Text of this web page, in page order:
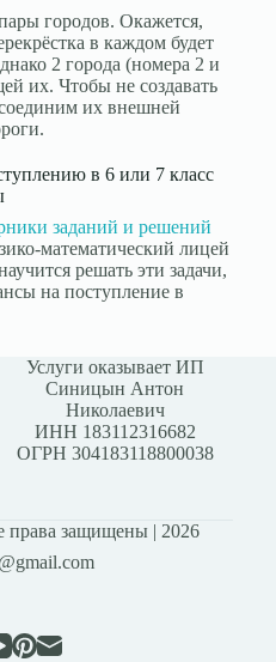
городов. Окажется,
в каждом будет
2 города (номера 2 и
их. Чтобы не создавать
их внешней
в 6 или 7 класс
заданий и решений
математический лицей
решать эти задачи,
на поступление в
Услуги оказывает ИП
Синицын Антон
Николаевич
ИНН 183112316682
ОГРН 304183118800038
защищены | 2026